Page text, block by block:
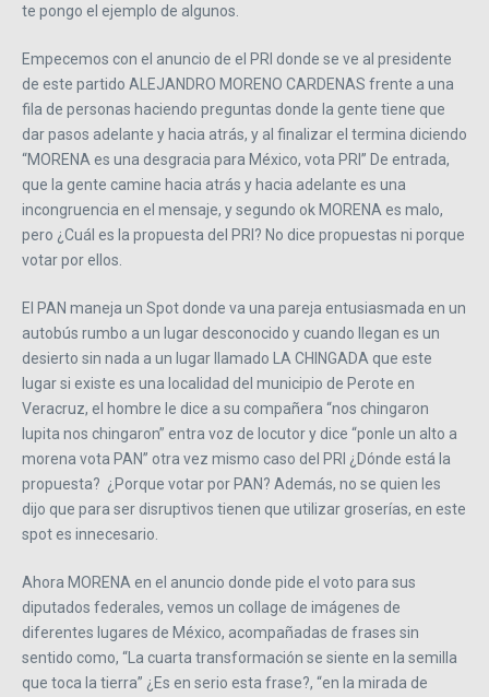
te pongo el ejemplo de algunos.
Empecemos con el anuncio de el PRI donde se ve al presidente
de este partido ALEJANDRO MORENO CARDENAS frente a una
fila de personas haciendo preguntas donde la gente tiene que
dar pasos adelante y hacia atrás, y al finalizar el termina diciendo
“MORENA es una desgracia para México, vota PRI” De entrada,
que la gente camine hacia atrás y hacia adelante es una
incongruencia en el mensaje, y segundo ok MORENA es malo,
pero ¿Cuál es la propuesta del PRI? No dice propuestas ni porque
votar por ellos.
El PAN maneja un Spot donde va una pareja entusiasmada en un
autobús rumbo a un lugar desconocido y cuando llegan es un
desierto sin nada a un lugar llamado LA CHINGADA que este
lugar si existe es una localidad del municipio de Perote en
Veracruz, el hombre le dice a su compañera “nos chingaron
lupita nos chingaron” entra voz de locutor y dice “ponle un alto a
morena vota PAN” otra vez mismo caso del PRI ¿Dónde está la
propuesta? ¿Porque votar por PAN? Además, no se quien les
dijo que para ser disruptivos tienen que utilizar groserías, en este
spot es innecesario.
Ahora MORENA en el anuncio donde pide el voto para sus
diputados federales, vemos un collage de imágenes de
diferentes lugares de México, acompañadas de frases sin
sentido como, “La cuarta transformación se siente en la semilla
que toca la tierra” ¿Es en serio esta frase?, “en la mirada de